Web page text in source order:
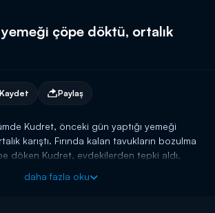
çöpe döktü, ortalık
Kaydet Paylaş
Kudret, önceki gün yaptığı yemeği
karıştı. Fırında kalan tavukların bozulma
döken Kudret, evdekilerden tepki aldı.
farklı kişinin sağlık sorunları ve hayata
daha fazla oku